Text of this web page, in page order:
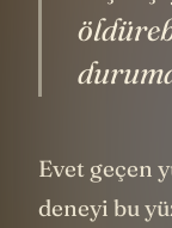
beş
Evet geçen